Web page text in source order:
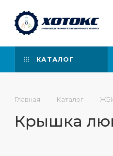
КАТАЛОГ
Главная — Каталог —
Крышка